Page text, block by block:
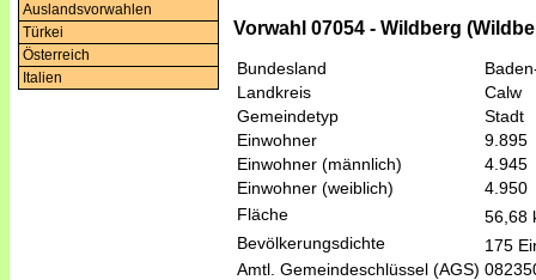
Auslandsvorwahlen
Türkei
Österreich
Italien
Vorwahl 07054 - Wildberg
Bundesland
Landkreis
Calw
Gemeindetyp
Stadt
Einwohner
9.895
Einwohner (männlich)
4.945
Einwohner (weiblich)
4.950
Fläche
56,68
Bevölkerungsdichte
175
Amtl. Gemeindeschlüssel (AGS)